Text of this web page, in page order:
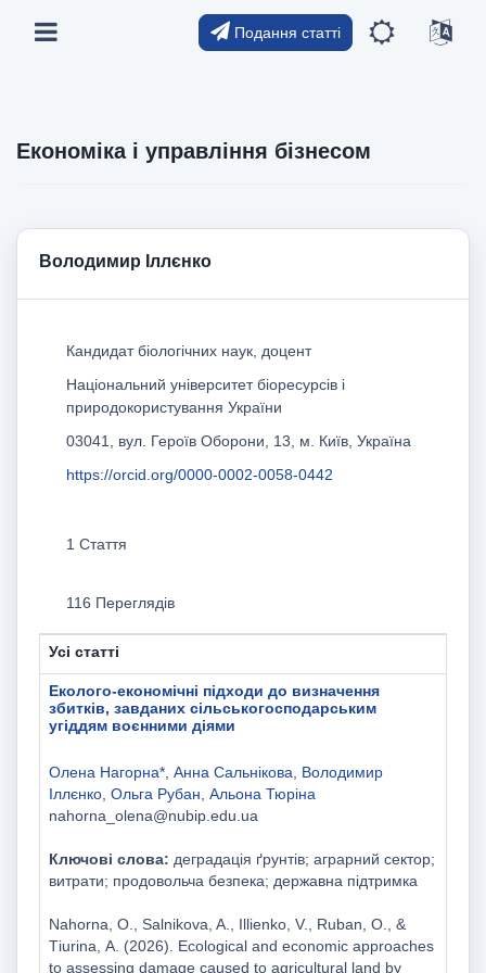
Подання статті
Економіка і управління бізнесом
Володимир Іллєнко
Кандидат біологічних наук, доцент
Національний університет біоресурсів і
природокористування України
03041, вул. Героїв Оборони, 13, м. Київ, Україна
https://orcid.org/0000-0002-0058-0442
1 Стаття
116 Переглядів
Усі статті
Еколого-економічні підходи до визначення
збитків, завданих сільськогосподарським
угіддям воєнними діями
Олена Нагорна*, Анна Сальнікова
Володимир
Іллєнко, Ольга Рубан Альона Тюріна
nahorna_olena@nubip.edu.ua
Ключові слова: деградація ґрунтів; аграрний сектор;
витрати; продовольча безпека; державна підтримка
Nahorna, O., Salnikova, A., Illienko, V., Ruban, O., &
Tіurina, А. (2026). Ecological and economic approaches
to assessing damage caused to agricultural land by